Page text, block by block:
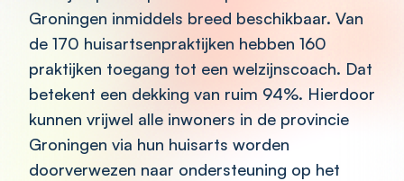
Groningen inmiddels breed beschikbaar. Van
de 170 huisartsenpraktijken hebben 160
praktijken toegang tot een welzijnscoach. Dat
betekent een dekking van ruim 94%. Hierdoor
kunnen vrijwel alle inwoners in de provincie
Groningen via hun huisarts worden
doorverwezen naar ondersteuning op het